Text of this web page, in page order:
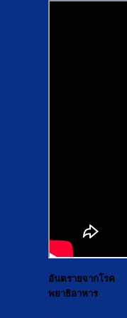
อันตรายจากโรค
พยาธิอาหาร